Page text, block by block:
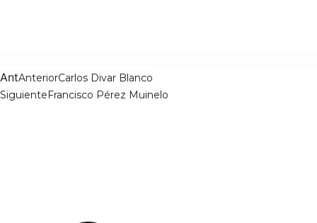
AntAnteriorCarlos Divar Blanco
SiguienteFrancisco Pérez Muinelo